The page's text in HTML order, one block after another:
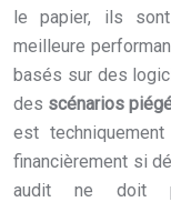
le papier, ils
meilleure
basés sur des
des scénarios
est
financièrement si
audit ne doit